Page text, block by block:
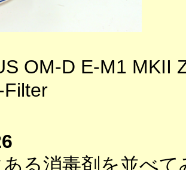
OM-D E-M1 MKII
Filter
る消毒剤を並べて